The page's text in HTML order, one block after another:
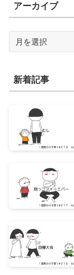
アーカイブ
イ
ブ
新着記事